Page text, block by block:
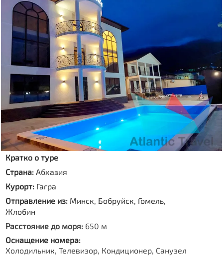
Кратко о туре
Страна:Абхазия
Курорт: Гагра
Отправление из: Минск, Бобруйск, Гомель,
Жлобин
Расстояние до моря: 650 м
Оснащение номера:
Холодильник, Телевизор, Кондиционер, Санузел